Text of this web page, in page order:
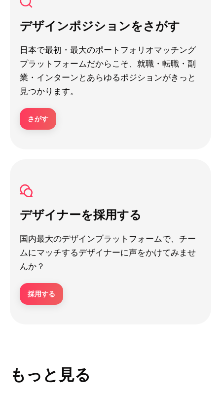
デザインポジションをさがす
日本で最初・最大のポートフォリオマッチング
プラットフォームだからこそ、就職・転職・副
業・インターンとあらゆるポジションがきっと
見つかります。
さがす
デザイナーを採用する
国内最大のデザインプラットフォームで、チー
ムにマッチするデザイナーに声をかけてみませ
んか？
採用する
もっと見る